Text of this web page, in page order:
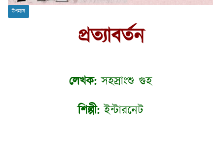
উপন্যাস
প্রত্যাবর্তন
লেখক: সহস্রাংশু গুহ
শিল্পী:ইন্টারনেট